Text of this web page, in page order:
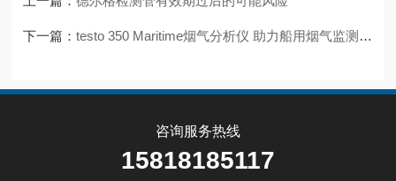
下一篇：testo 350 Maritime烟气分析仪 助力船用烟气监测业务
咨询服务热线
15818185117